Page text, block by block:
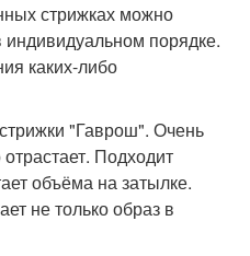
стрижках можно
порядке.
каких-либо
"Гаврош". Очень
Подходит
объёма на затылке.
не только образ в